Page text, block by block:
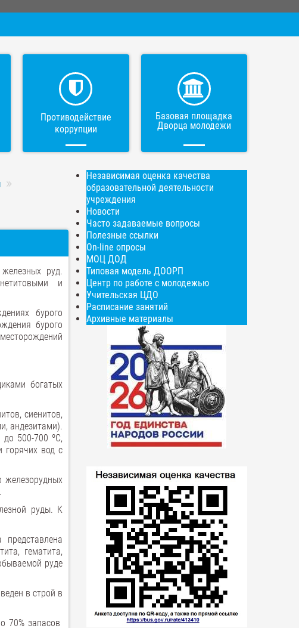
Противодействие
коррупции
Базовая площадка
Дворца молодежи
руд.
и
бурого
бурого
богатых
сиенитов,
андезитами).
до 500-700 ºС,
горячих вод с
железорудных
руды. К
гематита,
руде
в строй в
70% запасов
Независимая оценка качества
образовательной деятельности
учреждения
Новости
Часто задаваемые вопросы
Полезные ссылки
On-line опросы
МОЦ ДОД
Типовая модель ДООРП
Центр по работе с молодежью
Учительская ЦДО
Расписание занятий
Архивные материалы